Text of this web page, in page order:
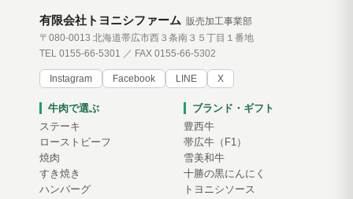
有限会社トヨニシファーム 販売加工事業部
〒080-0013 北海道帯広市西３条南３５丁目１番地
TEL 0155-66-5301 ／ FAX 0155-66-5302
Instagram Facebook LINE X
牛肉で選ぶ
ステーキ
ローストビーフ
焼肉
すき焼き
ハンバーグ
ブランド・ギフト
豊西牛
帯広牛（F1）
雪美和牛
十勝の黒にんにく
トヨニシソース